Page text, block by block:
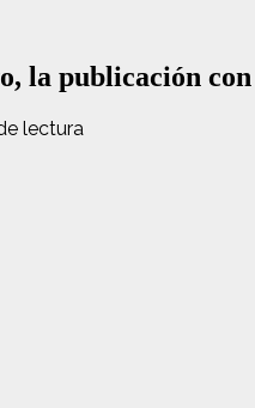
la publicación
lectura